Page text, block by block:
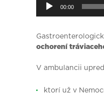
00:00
ochorení
V ambulancii
ktorí už v